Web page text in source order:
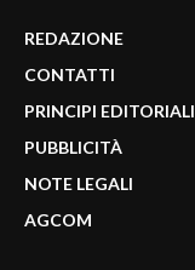
REDAZIONE
CONTATTI
PRINCIPI EDITORIALI
PUBBLICITÀ
NOTE LEGALI
AGCOM